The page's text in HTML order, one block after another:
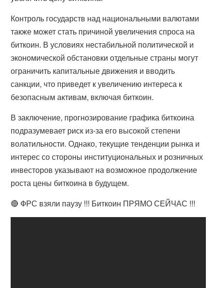
Контроль государств над национальными валютами
также может стать причиной увеличения спроса на
биткоин. В условиях нестабильной политической и
экономической обстановки отдельные страны могут
ограничить капитальные движения и вводить
санкции, что приведет к увеличению интереса к
безопасным активам, включая биткоин.
В заключение, прогнозирование графика биткоина
подразумевает риск из-за его высокой степени
волатильности. Однако, текущие тенденции рынка и
интерес со стороны институциональных и розничных
инвесторов указывают на возможное продолжение
роста цены биткоина в будущем.
🔴 ФРС взяли паузу !!! Биткоин ПРЯМО СЕЙЧАС !!!